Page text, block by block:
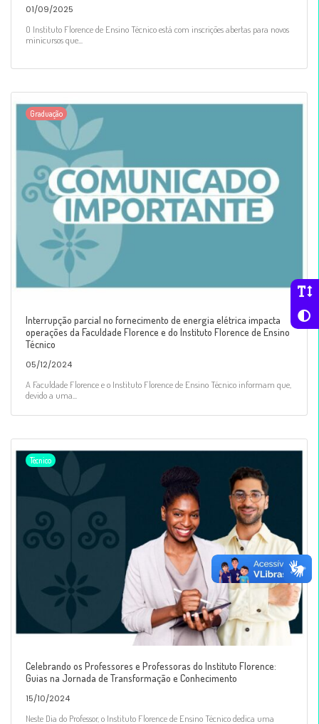
01/09/2025
O Instituto Florence de Ensino Técnico está com inscrições abertas para novos
minicursos que...
Graduação
Interrupção parcial no fornecimento de energia elétrica impacta
operações da Faculdade Florence e do Instituto Florence de Ensino
Técnico
05/12/2024
A Faculdade Florence e o Instituto Florence de Ensino Técnico informam que,
devido a uma...
Técnico
Celebrando os Professores e Professoras do Instituto Florence:
Guias na Jornada de Transformação e Conhecimento
15/10/2024
Neste Dia do Professor, o Instituto Florence de Ensino Técnico dedica uma